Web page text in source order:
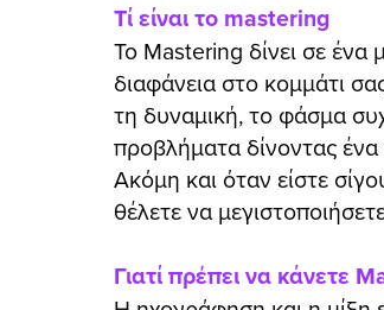
Τί είναι το mastering
Το Mastering δίνει σε ένα
διαφάνεια στο κομμάτι
τη δυναμική, το φάσμα
προβλήματα δίνοντας
Ακόμη και όταν είστε
θέλετε να
Γιατί πρέπει να κάνετε